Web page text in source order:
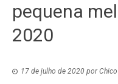
pequena
2020
17 de julho de 2020 por